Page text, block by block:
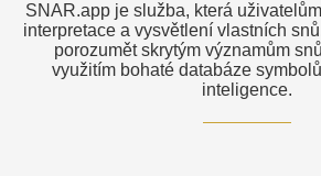
SNAR.app je služba, která
interpretace a vysvětlení vlastních
porozumět skrytým významům
využitím bohaté databáze
inteligence.